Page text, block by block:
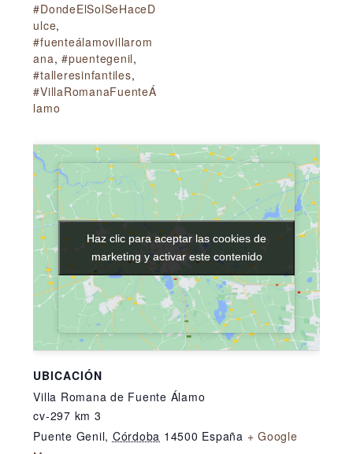
#DondeElSolSeHaceD
ulce,
#fuenteálamovillarom
ana,#puentegenil,
#talleresinfantiles,
#VillaRomanaFuenteÁ
lamo
UBICACIÓN
Villa Romana de Fuente Álamo
cv-297 km 3
Puente Genil, Córdoba 14500 España + Google
Haz clic para aceptar las cookies de
marketing y activar este contenido
Haz clic para aceptar las cookies de
marketing y activar este contenido